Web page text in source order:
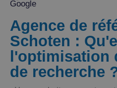
Google
Agence de
Schoten :
l'optimisation
de recherche